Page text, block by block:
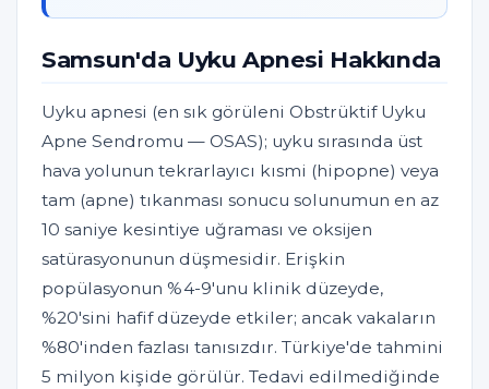
Samsun'da Uyku Apnesi Hakkında
Uyku apnesi (en sık görüleni Obstrüktif Uyku
Apne Sendromu — OSAS); uyku sırasında üst
hava yolunun tekrarlayıcı kısmi (hipopne) veya
tam (apne) tıkanması sonucu solunumun en az
10 saniye kesintiye uğraması ve oksijen
satürasyonunun düşmesidir. Erişkin
popülasyonun %4-9'unu klinik düzeyde,
%20'sini hafif düzeyde etkiler; ancak vakaların
%80'inden fazlası tanısızdır. Türkiye'de tahmini
5 milyon kişide görülür. Tedavi edilmediğinde